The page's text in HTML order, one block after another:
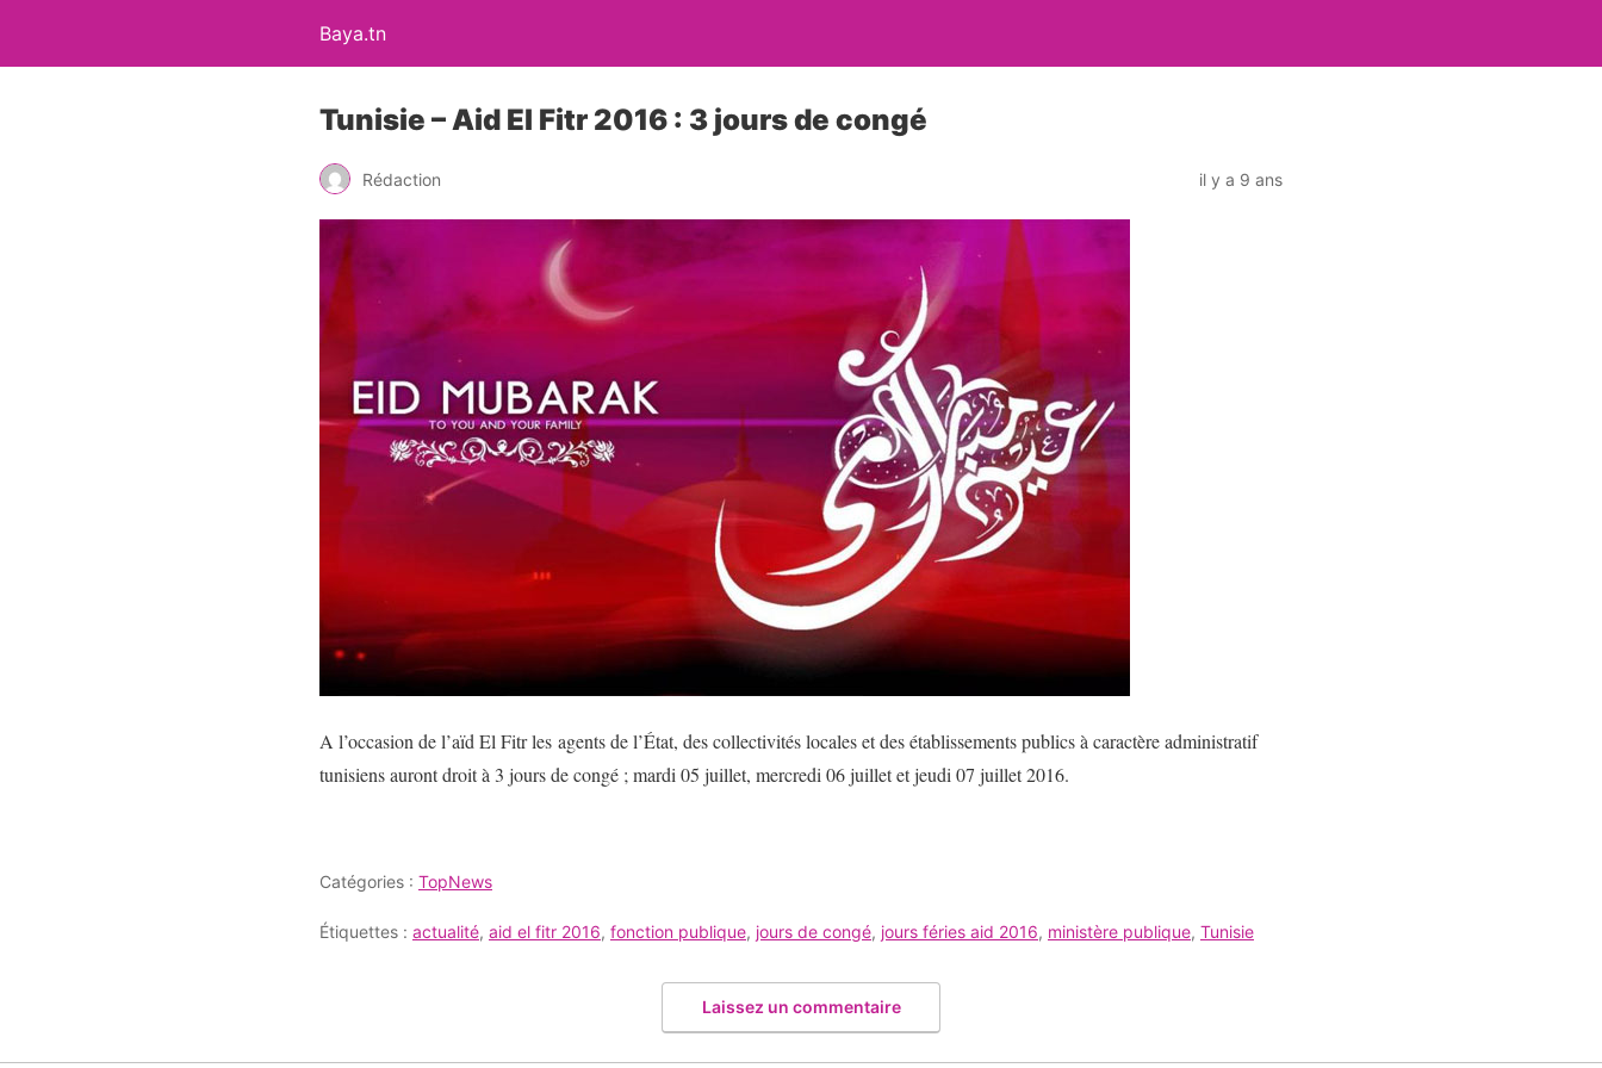
Baya.tn
Tunisie – Aid El Fitr 2016 : 3 jours de congé
Rédaction il y a 9 ans
A l’occasion de l’aïd El Fitr les agents de l’État, des collectivités locales et des établissements publics à caractère administratif
tunisiens auront droit à 3 jours de congé ; mardi 05 juillet, mercredi 06 juillet et jeudi 07 juillet 2016.
Catégories : TopNews
Étiquettes : actualité, aid el fitr 2016, fonction publique, jours de congé, jours féries aid 2016, ministère publique, Tunisie
Laissez un commentaire